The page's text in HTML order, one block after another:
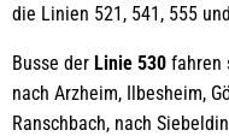
die Linien 521, 541, 555
Busse der Linie 530 fahren
nach Arzheim, Ilbesheim,
Ranschbach, nach